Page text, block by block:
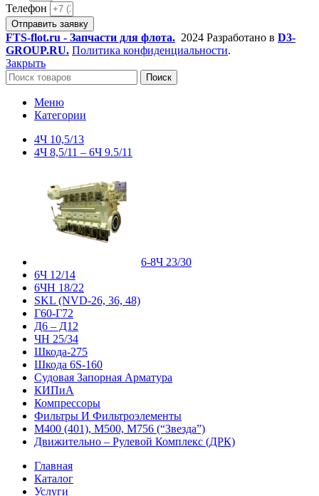
Телефон
Отправить заявку
FTS-flot.ru - Запчасти для флота. 2024 Разработано в D3-
GROUP.RU. Политика конфиденциальности.
Закрыть
Поиск
Меню
Категории
4Ч 10,5/13
4Ч 8,5/11 – 6Ч 9.5/11
6-8Ч 23/30
6Ч 12/14
6ЧН 18/22
SKL (NVD-26, 36, 48)
Г60-Г72
Д6 – Д12
ЧН 25/34
Шкода-275
Шкода 6S-160
Судовая Запорная Арматура
КИПиА
Компрессоры
Фильтры И Фильтроэлементы
М400 (401), М500, М756 (“Звезда”)
Движительно – Рулевой Комплекс (ДРК)
Главная
Каталог
Услуги